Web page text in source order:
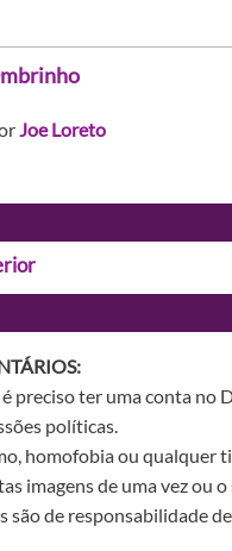
Joe Loreto
preciso ter uma conta no
políticas.
homofobia ou qualquer
imagens de uma vez ou
são de responsabilidade